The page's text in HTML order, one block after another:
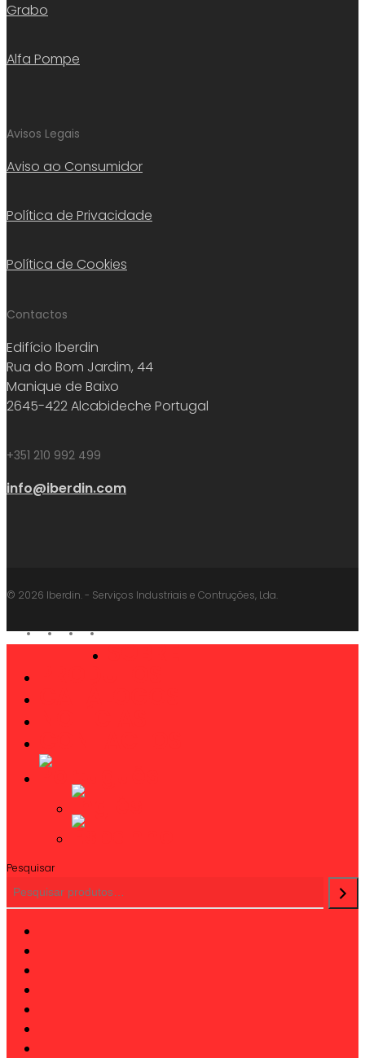
Grabo
Alfa Pompe
Avisos Legais
Aviso ao Consumidor
Política de Privacidade
Política de Cookies
Contactos
Edifício Iberdin
Rua do Bom Jardim, 44
Manique de Baixo
2645-422 Alcabideche Portugal
+351 210 992 499
info@iberdin.com
© 2026 Iberdin. - Serviços Industriais e Contruções, Lda.
facebook
linkedinyoutubeinstagram
SOBRE
Pesquisar